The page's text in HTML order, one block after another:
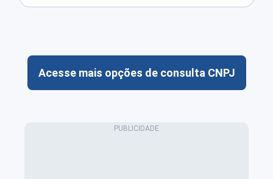
Acesse mais opções de consulta CNPJ